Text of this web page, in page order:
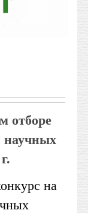
отборе
научных
на